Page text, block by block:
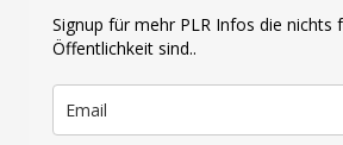
Signup für mehr PLR Infos die nichts
Öffentlichkeit sind..